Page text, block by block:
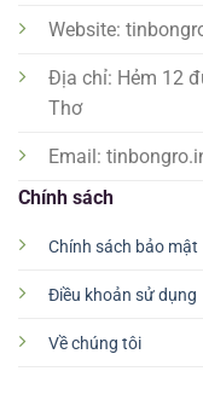
Chính sách
Chính sách bảo mật
Điều khoản sử dụng
Về chúng tôi
Website:
Địa chỉ: Hẻm 12
Thơ
Email: